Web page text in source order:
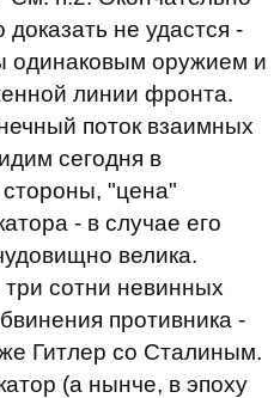
не удастся -
одинаковым оружием и
линии фронта.
поток взаимных
сегодня в
"цена"
- в случае его
велика.
сотни невинных
противника -
Гитлер со Сталиным.
(а нынче, в эпоху